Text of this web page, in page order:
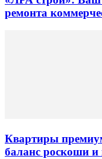
ремонта
Квартиры
баланс роскоши